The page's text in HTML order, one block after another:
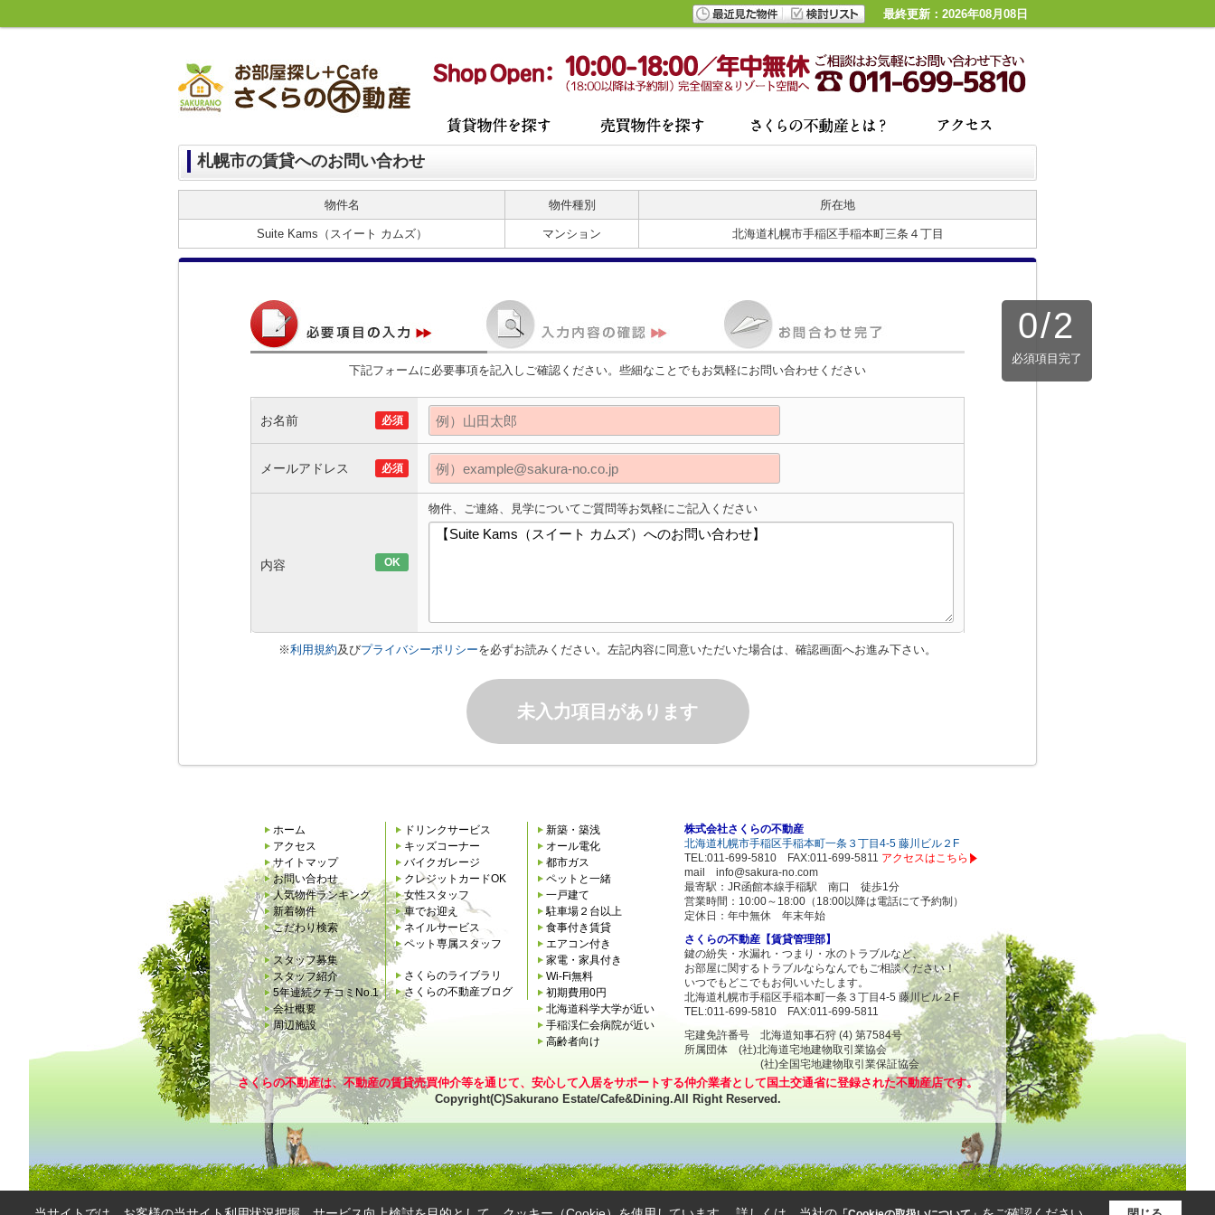
最終更新：2026年08月08日
札幌市の賃貸へのお問い合わせ
物件名 物件種別 所在地
Suite Kams（スイート カムズ） マンション 北海道札幌市手稲区手稲本町三条４丁目
0/2
必須項目完了
下記フォームに必要事項を記入しご確認ください。些細なことでもお気軽にお問い合わせください
お名前 必須
メールアドレス 必須
内容 OK
物件、ご連絡、見学についてご質問等お気軽にご記入ください
※利用規約及びプライバシーポリシーを必ずお読みください。左記内容に同意いただいた場合は、確認画面へお進み下さい。
未入力項目があります
ホーム
アクセス
サイトマップ
お問い合わせ
人気物件ランキング
新着物件
こだわり検索
スタッフ募集
スタッフ紹介
5年連続クチコミNo.1
会社概要
周辺施設
ドリンクサービス
キッズコーナー
バイクガレージ
クレジットカードOK
女性スタッフ
車でお迎え
ネイルサービス
ペット専属スタッフ
さくらのライブラリ
さくらの不動産ブログ
新築・築浅
オール電化
都市ガス
ペットと一緒
一戸建て
駐車場２台以上
食事付き賃貸
エアコン付き
家電・家具付き
Wi-Fi無料
初期費用0円
北海道科学大学が近い
手稲渓仁会病院が近い
高齢者向け
株式会社さくらの不動産
北海道札幌市手稲区手稲本町一条３丁目4-5 藤川ビル２F
TEL:011-699-5810 FAX:011-699-5811 アクセスはこちら
mail info@sakura-no.com
最寄駅：JR函館本線手稲駅 南口 徒歩1分
営業時間：10:00～18:00（18:00以降は電話にて予約制）
定休日：年中無休 年末年始
さくらの不動産【賃貸管理部】
鍵の紛失・水漏れ・つまり・水のトラブルなど、
お部屋に関するトラブルならなんでもご相談ください！
いつでもどこでもお伺いいたします。
北海道札幌市手稲区手稲本町一条３丁目4-5 藤川ビル２F
TEL:011-699-5810 FAX:011-699-5811
宅建免許番号 北海道知事石狩 (4) 第7584号
所属団体 (社)北海道宅地建物取引業協会
(社)全国宅地建物取引業保証協会
さくらの不動産は、不動産の賃貸売買仲介等を通じて、安心して入居をサポートする仲介業者として国土交通省に登録された不動産店です。
Copyright(C)Sakurano Estate/Cafe&Dining.All Right Reserved.